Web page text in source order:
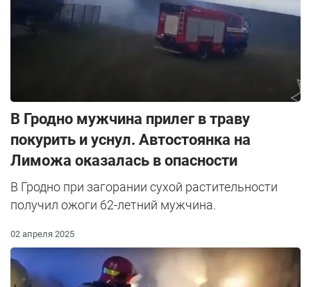
В Гродно мужчина прилег в траву
покурить и уснул. Автостоянка на
Лиможа оказалась в опасности
В Гродно при загорании сухой растительности
получил ожоги 62-летний мужчина.
02 апреля 2025